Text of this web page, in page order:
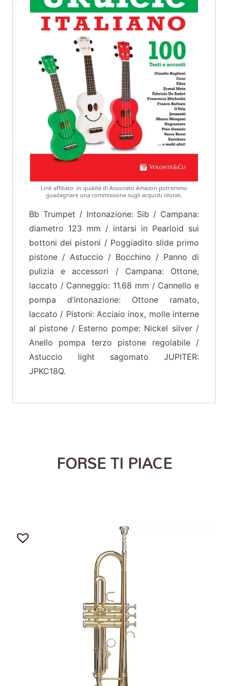
Link affiliato: in qualità di Associato Amazon potremmo
guadagnare una commissione sugli acquisti idonei.
Bb Trumpet / Intonazione: Sib / Campana:
diametro 123 mm / intarsi in Pearloid sui
bottoni dei pistoni / Poggiadito slide primo
pistone / Astuccio / Bocchino / Panno di
pulizia e accessori / Campana: Ottone,
laccato / Canneggio: 11.68 mm / Cannello e
pompa d’intonazione: Ottone ramato,
laccato / Pistoni: Acciaio inox, molle interne
al pistone / Esterno pompe: Nickel silver /
Anello pompa terzo pistone regolabile /
Astuccio light sagomato JUPITER:
JPKC18Q.
FORSE TI PIACE